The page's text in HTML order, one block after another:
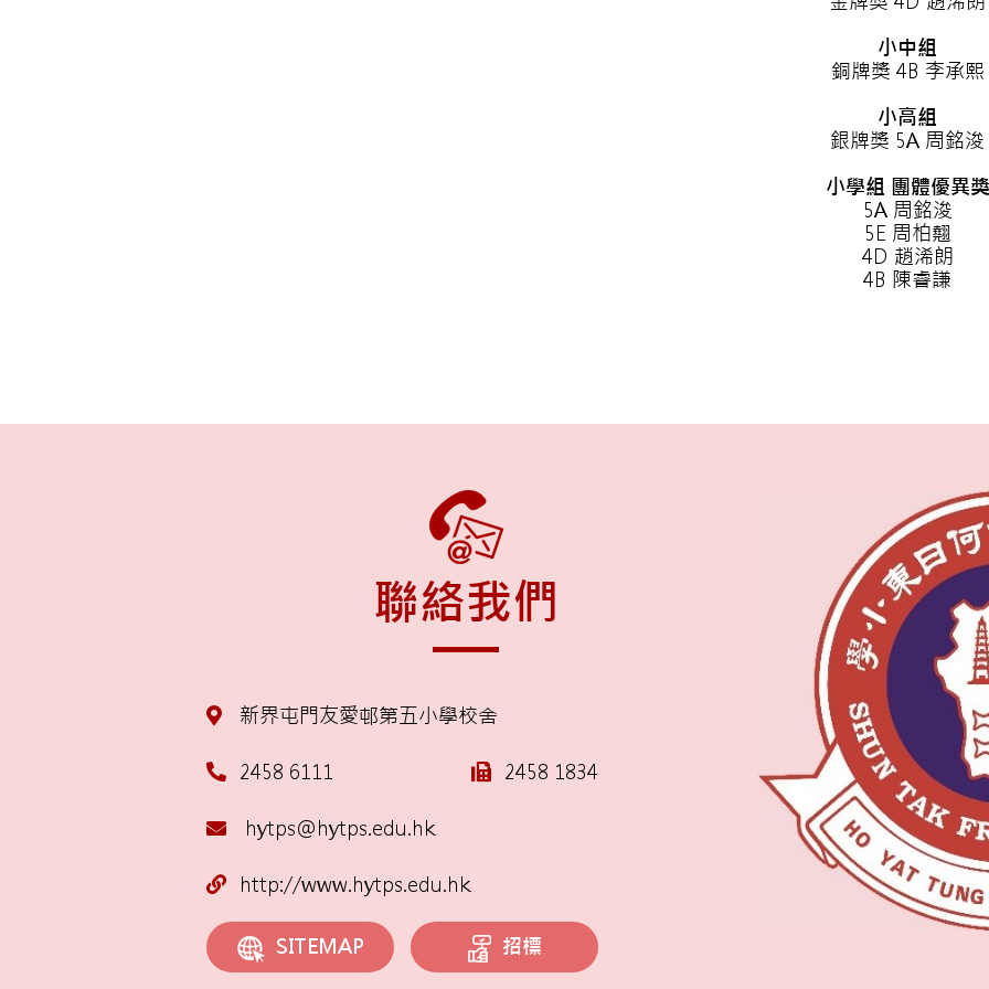
小中組
銅牌獎 4B 李承熙
小高組
銀牌獎 5A 周銘浚
小學組 團體優異獎
5A 周銘浚
5E 周柏翹
4D 趙浠朗
4B 陳睿謙
聯絡我們
新界屯門友愛邨第五小學校舍
2458 6111 2458 1834
hytps@hytps.edu.hk
http://www.hytps.edu.hk
SITEMAP 招標